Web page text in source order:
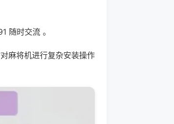
随时交流 。
麻将机进行复杂安装操作